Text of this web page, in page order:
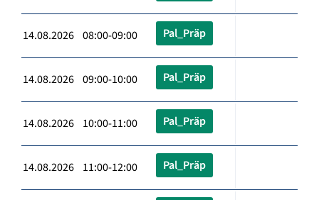
14.08.2026 08:00-09:00 Pal_Präp
14.08.2026 09:00-10:00 Pal_Präp
14.08.2026 10:00-11:00 Pal_Präp
14.08.2026 11:00-12:00 Pal_Präp